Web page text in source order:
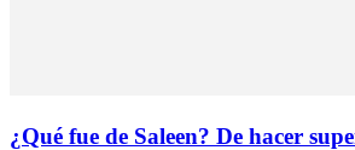
¿Qué fue de Saleen? De hacer